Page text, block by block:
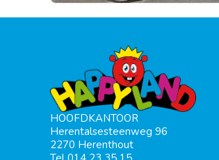
HOOFDKANTOOR
Herentalsesteenweg 96
2270 Herenthout